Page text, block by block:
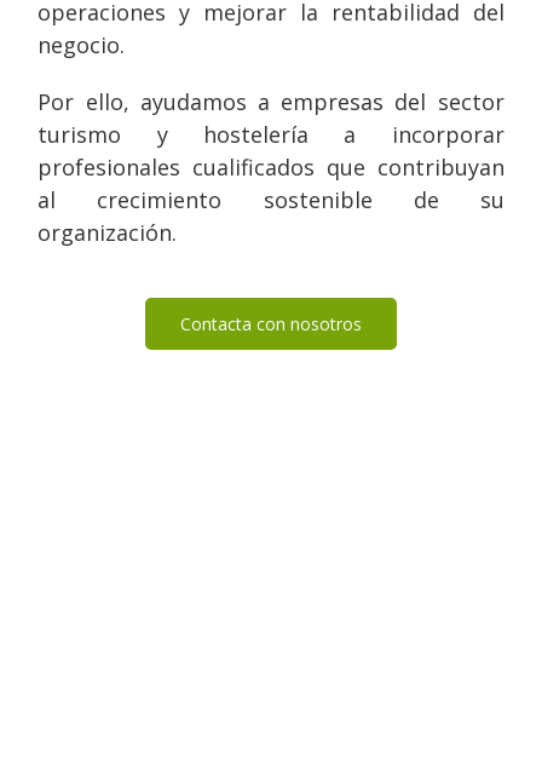
operaciones y mejorar la rentabilidad del
negocio.
Por ello, ayudamos a empresas del sector
turismo y hostelería a incorporar
profesionales cualificados que contribuyan
al crecimiento sostenible de su
organización.
Contacta con nosotros